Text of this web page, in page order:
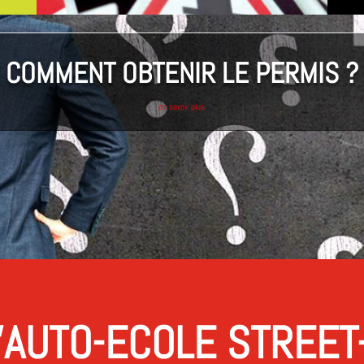
COMMENT OBTENIR LE PERMIS ?
en savoir plus
ECOLE